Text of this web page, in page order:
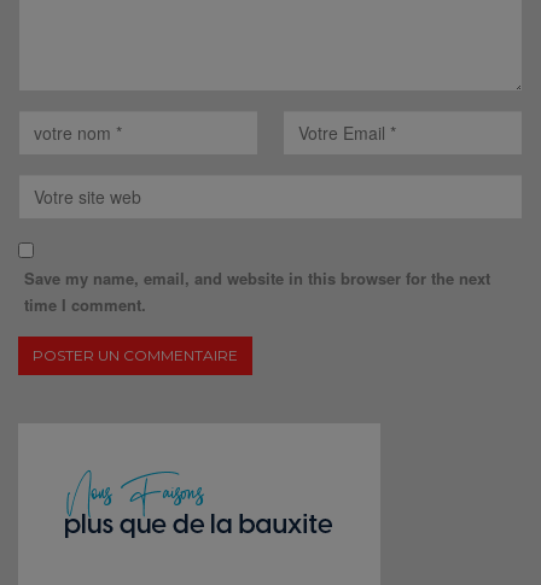
Save my name, email, and website in this browser for the next
time I comment.